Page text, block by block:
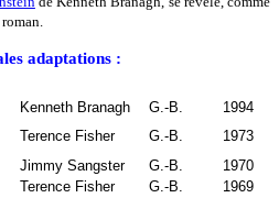
adaptations :
Kenneth Branagh G.-B.
1994
Terence Fisher G.-B.
1973
Jimmy Sangster G.-B.
1970
Terence Fisher G.-B.
1969